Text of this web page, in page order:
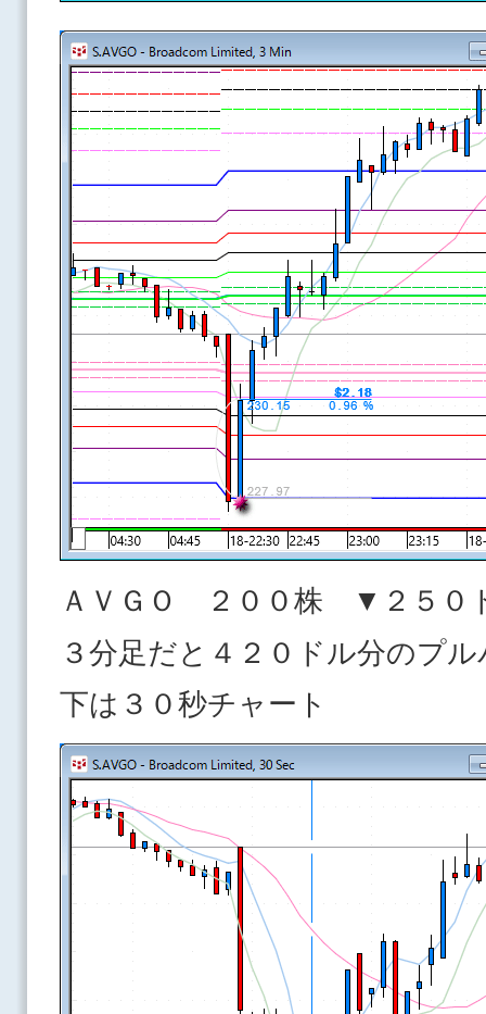
ＡＶＧＯ ２００株 ▼２５０
３分足だと４２０ドル分のプ
下は３０秒チャート